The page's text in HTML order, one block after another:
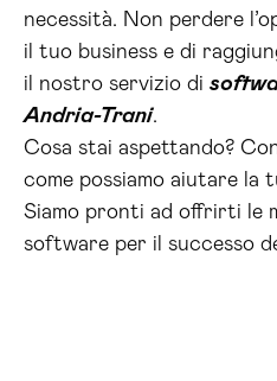
necessità. Non perdere
il tuo business e di
il nostro servizio di
Andria-Trani.
Cosa stai aspettando?
come possiamo aiutare la
Siamo pronti ad offrirti le
software per il successo